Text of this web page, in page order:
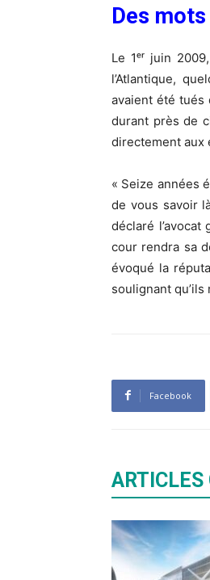
Des
Le 1ᵉʳ juin
l’Atlantique,
avaient été tués
durant près de
directement aux
« Seize années
de vous savoir
déclaré
cour rendra sa
évoqué la
soulignant
Facebook
ARTICLES